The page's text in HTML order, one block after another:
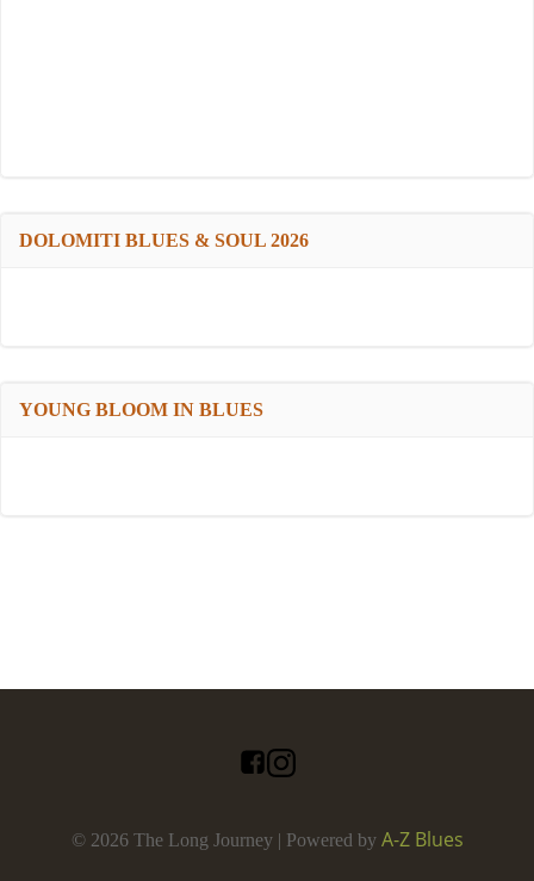
DOLOMITI BLUES & SOUL 2026
YOUNG BLOOM IN BLUES
© 2026 The Long Journey | Powered by A-Z Blues